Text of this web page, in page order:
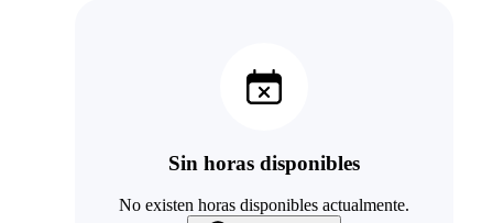
Sin horas disponibles
No existen horas disponibles actualmente.